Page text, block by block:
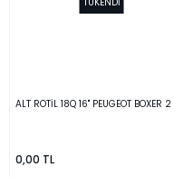
ALT ROTİL 18Q 16'' PEUGEOT BOXER 2
0,00 TL